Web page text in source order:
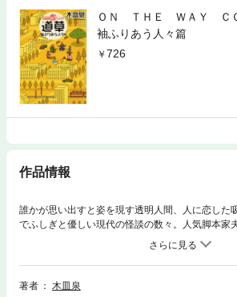
ＯＮ ＴＨＥ ＷＡＹ Ｃ
袖ふりあう人々篇
726
作品情報
誰かが思い出すと姿を現す透明人間、人に恋した
でふしぎと優しい現代の怪談の数々。人気脚本家
マ、初の書籍化。もちろん、オマケの前口上＆あ
著者
木皿泉